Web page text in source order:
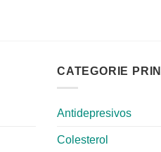
CATEGORIE
Antidepresivos
Colesterol